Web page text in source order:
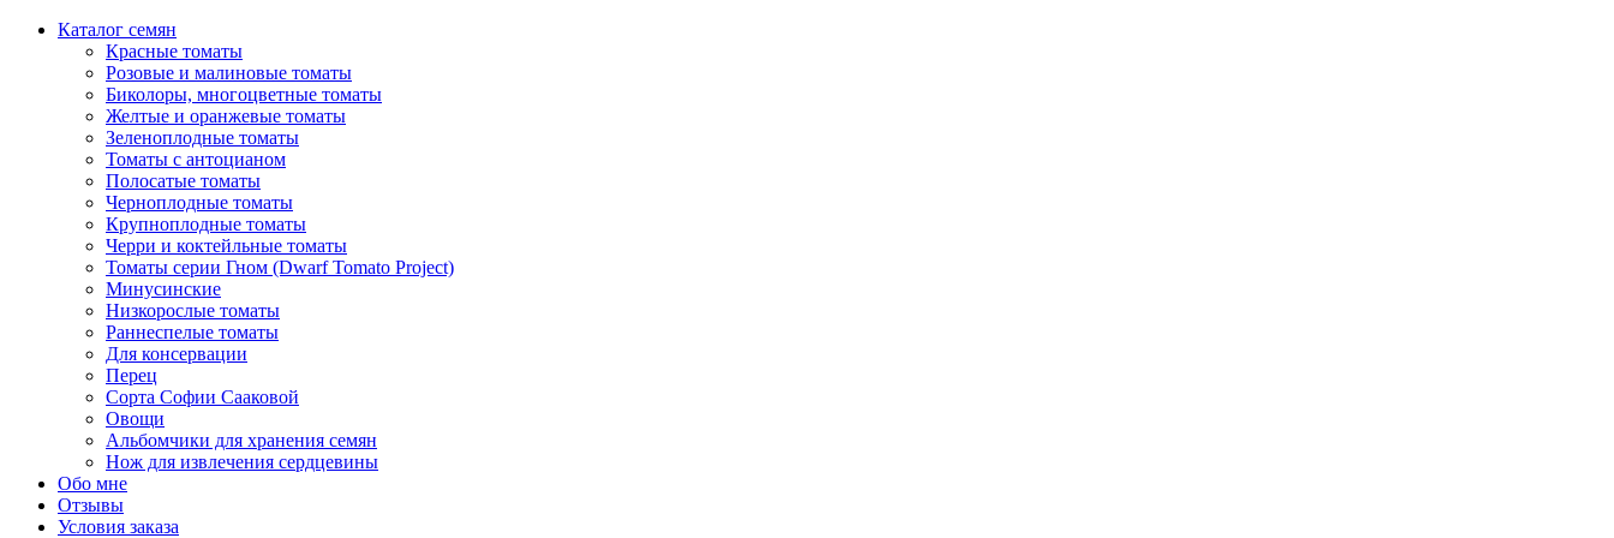
Каталог семян
Красные томаты
Розовые и малиновые томаты
Биколоры, многоцветные томаты
Желтые и оранжевые томаты
Зеленоплодные томаты
Томаты с антоцианом
Полосатые томаты
Черноплодные томаты
Крупноплодные томаты
Черри и коктейльные томаты
Томаты серии Гном (Dwarf Tomato Project)
Минусинские
Низкорослые томаты
Раннеспелые томаты
Для консервации
Перец
Сорта Софии Сааковой
Овощи
Альбомчики для хранения семян
Нож для извлечения сердцевины
Обо мне
Отзывы
Условия заказа